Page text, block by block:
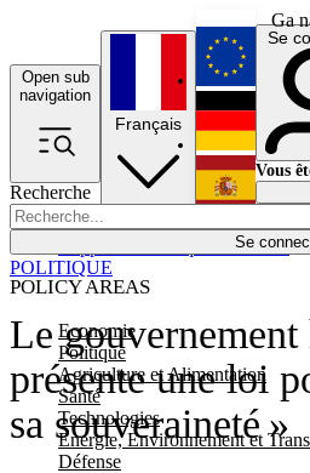
Ga
Open sub
navigation
Recherche
Se
POLICY AREAS
Economie
Politique
Agriculture et Alimentation
Santé
Technologies
Energie, Environnement et
Défense
Économie
Français
English
Deutsch
Se
Vous
Le
présente une loi
sa souveraineté »
POLITIQUE